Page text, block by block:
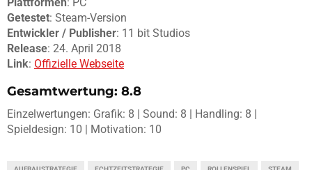
Plattformen: PC
Getestet: Steam-Version
Entwickler / Publisher: 11 bit Studios
Release: 24. April 2018
Link: Offizielle Webseite
Gesamtwertung: 8.8
Einzelwertungen: Grafik: 8 | Sound: 8 | Handling: 8 |
Spieldesign: 10 | Motivation: 10